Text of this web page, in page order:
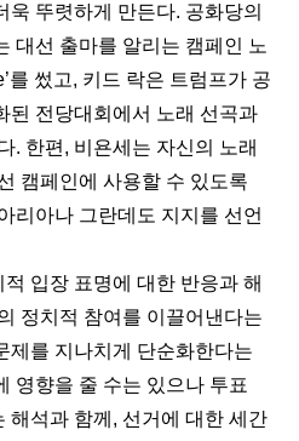
욱 뚜렷하게 만든다. 공화당의
대선 출마를 알리는 캠페인 노
를 썼고, 키드 락은 트럼프가 공
된 전당대회 에서 노래 선곡과
. 한편, 비욘세는 자신의 노래
캠페인에 사용할 수 있도록
리아나 그란데도 지지를 선언
입장 표명에 대한 반응과 해
정치적 참여를 이끌어낸다는
제를 지나치게 단순화한다는
영향을 줄 수는 있으나 투표
해석과 함께, 선거에 대한 세간